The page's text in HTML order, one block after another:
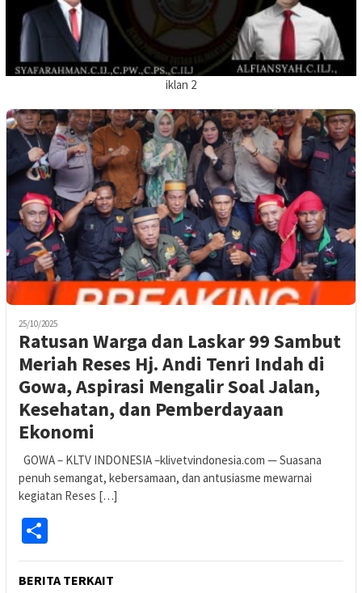
iklan 2
25/10/2025
Ratusan Warga dan Laskar 99 Sambut
Meriah Reses Hj. Andi Tenri Indah di
Gowa, Aspirasi Mengalir Soal Jalan,
Kesehatan, dan Pemberdayaan
Ekonomi
GOWA – KLTV INDONESIA –klivetvindonesia.com — Suasana
penuh semangat, kebersamaan, dan antusiasme mewarnai
kegiatan Reses […]
BERITA TERKAIT